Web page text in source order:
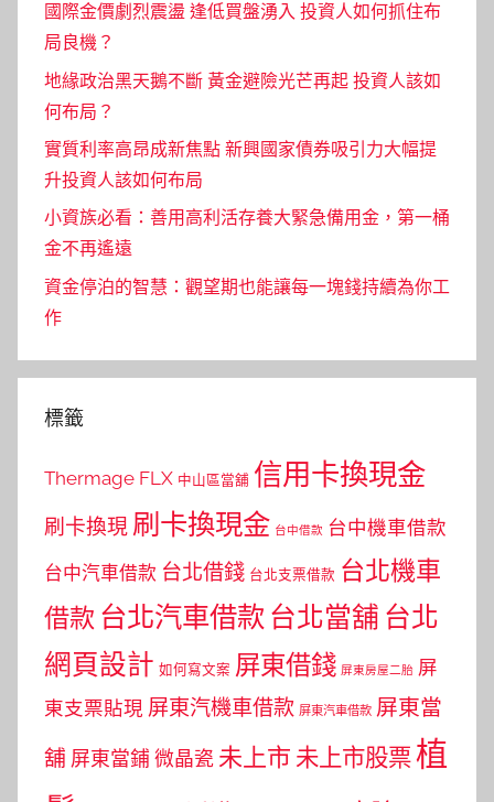
國際金價劇烈震盪 逢低買盤湧入 投資人如何抓住布
局良機？
地緣政治黑天鵝不斷 黃金避險光芒再起 投資人該如
何布局？
實質利率高昂成新焦點 新興國家債券吸引力大幅提
升投資人該如何布局
小資族必看：善用高利活存養大緊急備用金，第一桶
金不再遙遠
資金停泊的智慧：觀望期也能讓每一塊錢持續為你工
作
標籤
Thermage FLX 中山區當舖 信用卡換現金
刷卡換現 刷卡換現金 台中借款 台中機車借款
台中汽車借款 台北借錢 台北支票借款 台北機車
借款 台北汽車借款 台北當舖 台北
網頁設計 如何寫文案 屏東借錢 屏東房屋二胎 屏
東支票貼現 屏東汽機車借款 屏東汽車借款 屏東當
舖 屏東當鋪 微晶瓷 未上市 未上市股票植